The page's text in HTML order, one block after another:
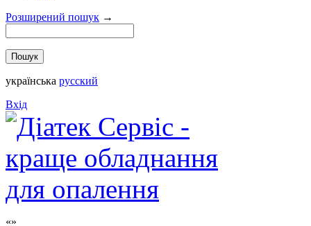
Розширений пошук →
українська русский
Вхід